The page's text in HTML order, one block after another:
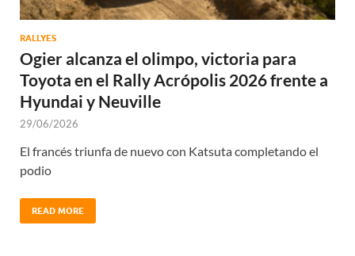
RALLYES
Ogier alcanza el olimpo, victoria para
Toyota en el Rally Acrópolis 2026 frente a
Hyundai y Neuville
29/06/2026
El francés triunfa de nuevo con Katsuta completando el
podio
READ MORE